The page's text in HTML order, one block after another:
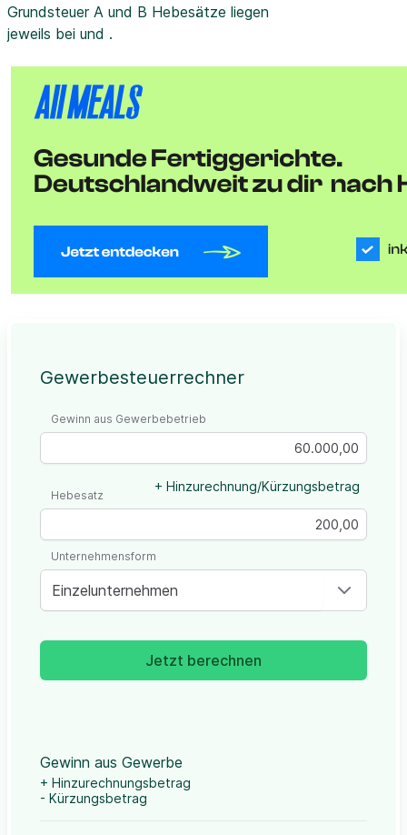
Grundsteuer A und B Hebesätze liegen
jeweils bei und .
Gewerbesteuerrechner
Gewinn aus Gewerbebetrieb
+ Hinzurechnung/Kürzungsbetrag
Hebesatz
Einzelunternehmen
Unternehmensform
Jetzt berechnen
Gewinn aus Gewerbe
+ Hinzurechnungsbetrag
- Kürzungsbetrag